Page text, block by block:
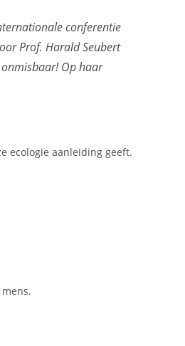
conferentie
Prof. Harald Seubert
Op haar
ecologie aanleiding geeft.